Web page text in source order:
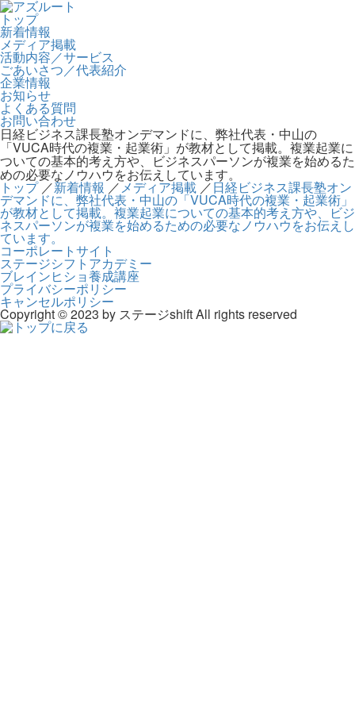
トップ
新着情報
メディア掲載
活動内容／サービス
ごあいさつ／代表紹介
企業情報
お知らせ
よくある質問
お問い合わせ
日経ビジネス課長塾オンデマンドに、弊社代表・中山の
「VUCA時代の複業・起業術」が教材として掲載。複業起業に
ついての基本的考え方や、ビジネスパーソンが複業を始めるた
めの必要なノウハウをお伝えしています。
トップ／新着情報 ／メディア掲載 ／日経ビジネス課長塾オン
デマンドに、弊社代表・中山の「VUCA時代の複業・起業術」
が教材として掲載。複業起業についての基本的考え方や、ビジ
ネスパーソンが複業を始めるための必要なノウハウをお伝えし
ています。
コーポレートサイト
ステージシフトアカデミー
ブレインヒショ養成講座
プライバシーポリシー
キャンセルポリシー
Copyright © 2023 by ステージshift All rights reserved